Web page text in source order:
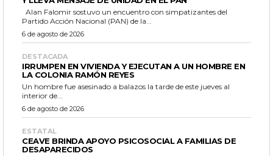
Partido Acción Nacional (PAN) de la...
6 de agosto de 2026
DESTACADA
IRRUMPEN EN VIVIENDA Y EJECUTAN A UN HOMBRE EN
LA COLONIA RAMÓN REYES
Un hombre fue asesinado a balazos la tarde de este jueves al
interior de...
6 de agosto de 2026
ESTATAL
CEAVE BRINDA APOYO PSICOSOCIAL A FAMILIAS DE
DESAPARECIDOS